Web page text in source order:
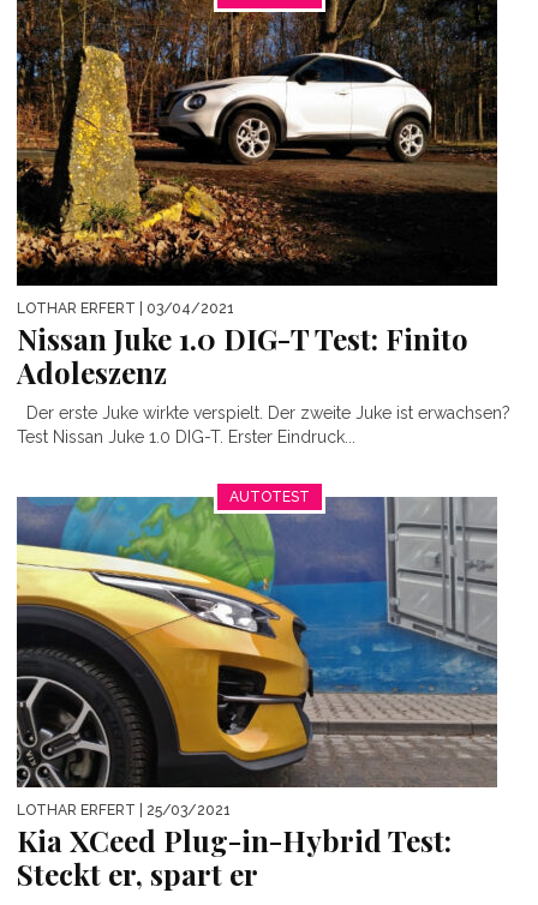
LOTHAR ERFERT | 03/04/2021
Nissan Juke 1.0 DIG-T Test: Finito
Adoleszenz
Der erste Juke wirkte verspielt. Der zweite Juke ist erwachsen?
Test Nissan Juke 1.0 DIG-T. Erster Eindruck...
AUTOTEST
LOTHAR ERFERT | 25/03/2021
Kia XCeed Plug-in-Hybrid Test:
Steckt er, spart er